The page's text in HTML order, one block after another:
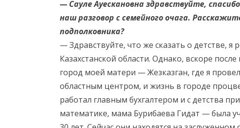
— Сауле Ауескановна здравствуйте,
наш разговор с семейного очага.
подполковника?
— Здравствуйте, что же сказать о детстве,
Казахстанской области. Однако, вскоре
город моей матери — Жезказган, где я
областным центром, и жизнь в городе
работал главным бухгалтером и с детства
математике, мама Бурибаева Гидат — была